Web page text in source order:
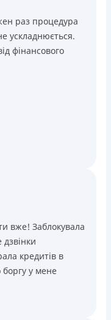
раз процедура
ускладнюється.
фінансового
вже! Заблокувала
кредитів в
боргу у мене